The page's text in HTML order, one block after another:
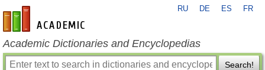
en-academic.com
RU DE ES FR
Academic Dictionaries and Encyclopedias
Search!